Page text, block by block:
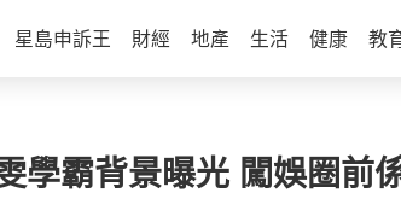
星島申訴王 財經 地產 生活 健康 教
學霸背景曝光 闖娛圈前